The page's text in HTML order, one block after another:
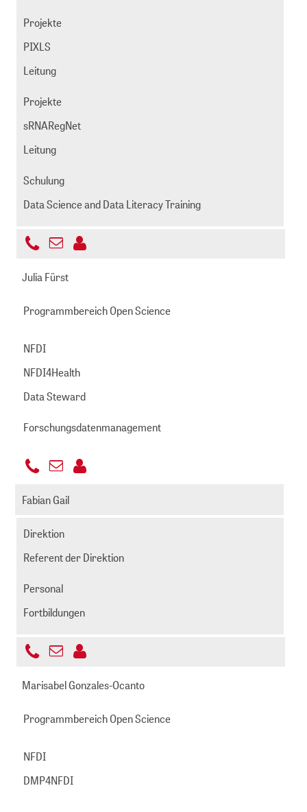
Projekte
PIXLS
Leitung
Projekte
sRNARegNet
Leitung
Schulung
Data Science and Data Literacy Training
+49
999892
-
E-
senden
Julia Fürst
Programmbereich Open Science
NFDI
NFDI4Health
Data Steward
Forschungsdatenmanagement
+49
999892
-
644
E-
senden
Fabian Gail
Direktion
Referent der Direktion
Personal
Fortbildungen
+49
999892
-
E-
senden
Marisabel Gonzales-Ocanto
Programmbereich Open Science
NFDI
DMP4NFDI